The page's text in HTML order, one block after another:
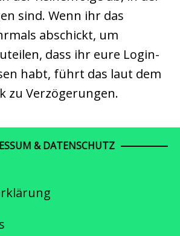
sind. Wenn ihr das
abschickt, um
dass ihr eure Login-
habt, führt das laut dem
zu Verzögerungen.
& DATENSCHUTZ